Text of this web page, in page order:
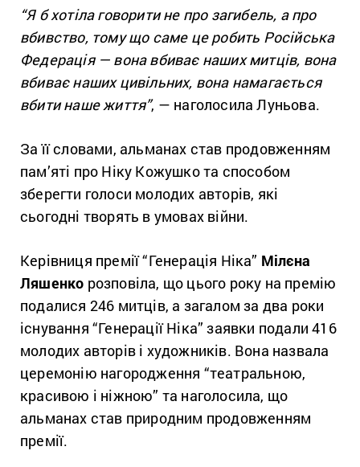
“Я б хотіла говорити не про загибель, а про
вбивство, тому що саме це робить Російська
Федерація — вона вбиває наших митців, вона
вбиває наших цивільних, вона намагається
вбити наше життя”, — наголосила Луньова.
За її словами, альманах став продовженням
пам’яті про Ніку Кожушко та способом
зберегти голоси молодих авторів, які
сьогодні творять в умовах війни.
Керівниця премії “Генерація Ніка” Мілєна
Ляшенко розповіла, що цього року на премію
подалися 246 митців, а загалом за два роки
існування “Генерації Ніка” заявки подали 416
молодих авторів і художників. Вона назвала
церемонію нагородження “театральною,
красивою і ніжною” та наголосила, що
альманах став природним продовженням
премії.